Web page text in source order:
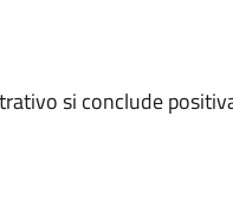
si conclude